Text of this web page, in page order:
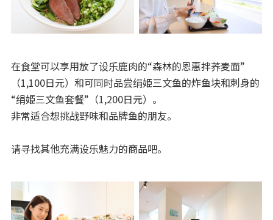
在食堂可以享用放了设乐鹿肉的“森林的恩惠拌荞麦面”
（1,100日元）和可同时品尝绢姫三文鱼的炸鱼块和刺身的
“绢姫三文鱼套餐”（1,200日元）。
非常适合想挑战野味和品牌鱼的朋友。
请寻找其他充满设乐魅力的商品吧。